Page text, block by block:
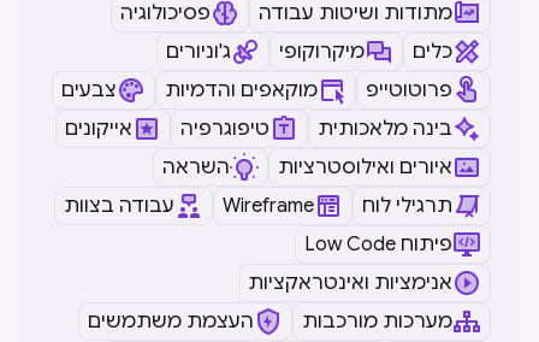
מתודות ושיטות עבודה
פסיכולוגיה
כלים
מיקרוקופי
ג'וניורים
פרוטוטייפ
מוקאפים והדמיות
צבעים
בינה מלאכותית
טיפוגרפיה
אייקונים
איורים ואילוסטרציות
השראה
תרגילי לוח
Wireframe
עבודה בצוות
Low Code פיתוח
אנימציות ואינטראקציות
מערכות מורכבות
העצמת משתמשים